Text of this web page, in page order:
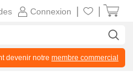
Connexion
devenir notre membre commercial